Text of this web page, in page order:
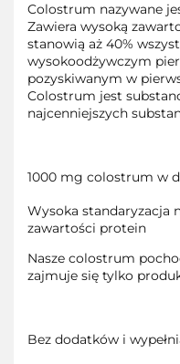
Colostrum nazywane
Zawiera wysoką
stanowią aż 40%
wysokoodżywczym
pozyskiwanym w
Colostrum jest
najcenniejszych
1000 mg colostrum w
Wysoka standaryzacja
zawartości protein
Nasze colostrum
zajmuje się tylko
Bez dodatków i